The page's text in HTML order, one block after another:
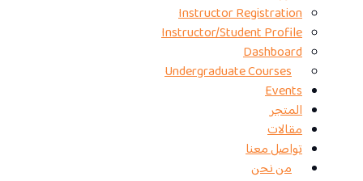
Instructor Registration
Instructor/Student Profile
Dashboard
Undergraduate Courses
Events
المتجر
مقالات
تواصل معنا
من نحن